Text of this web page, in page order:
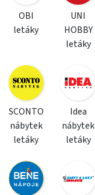
OBI
letáky
UNI
HOBBY
letáky
SCONTO
nábytek
letáky
Idea
nábytek
letáky